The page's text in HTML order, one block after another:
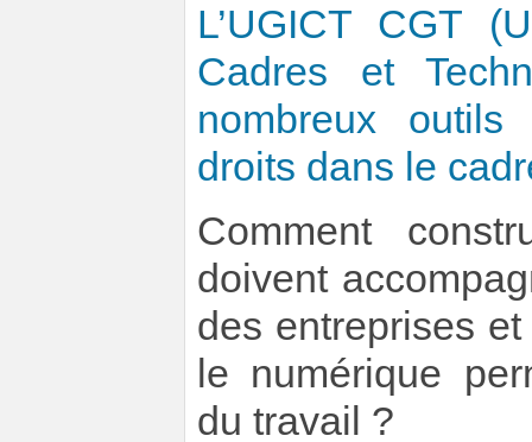
L’UGICT CGT
Cadres et
nombreux
droits dans le
Comment
doivent
des entreprises
le numérique
du travail ?